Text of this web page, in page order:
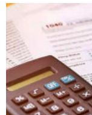
konutların fiyatları
çıkıyor.